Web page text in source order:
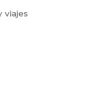
viajes